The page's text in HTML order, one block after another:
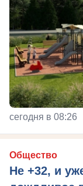
сегодня в 08:26
Общество
Не +32, и